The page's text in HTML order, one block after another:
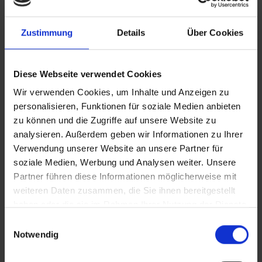
Zustimmung Details Über Cookies
Diese Webseite verwendet Cookies
Wir verwenden Cookies, um Inhalte und Anzeigen zu
personalisieren, Funktionen für soziale Medien anbieten
zu können und die Zugriffe auf unsere Website zu
analysieren. Außerdem geben wir Informationen zu Ihrer
Verwendung unserer Website an unsere Partner für
soziale Medien, Werbung und Analysen weiter. Unsere
Partner führen diese Informationen möglicherweise mit
weiteren Daten zusammen, die Sie ihnen bereitgestellt
Notwendig
Light
Farbbeständigkeit
Wear
resistance
Verschleißgruppe
Chemical
Chemikalien-/Fleckenbeständigkeit
Electrical